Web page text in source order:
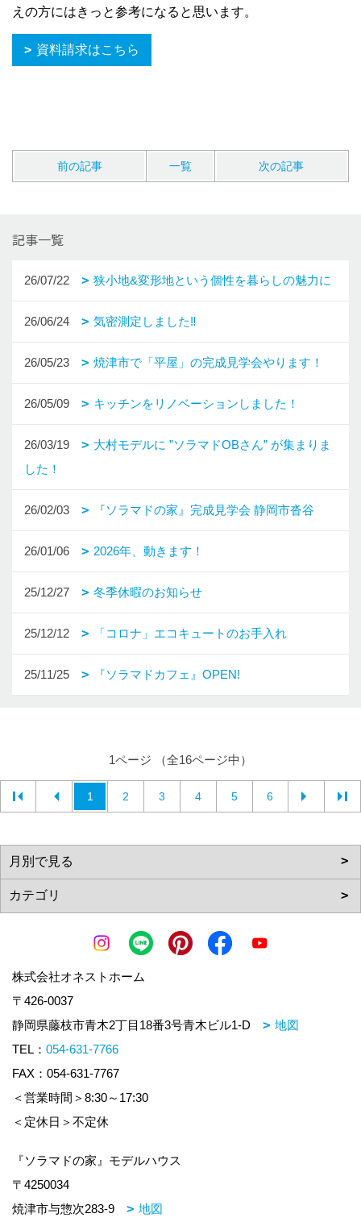
えの方にはきっと参考になると思います。
資料請求はこちら
前の記事 一覧 次の記事
記事一覧
26/07/22 狭小地&変形地という個性を暮らしの魅力に
26/06/24 気密測定しました‼
26/05/23 焼津市で「平屋」の完成見学会やります！
26/05/09 キッチンをリノベーションしました！
26/03/19
大村モデルに ”ソラマドOBさん” が集まりま
した！
26/02/03 『ソラマドの家』完成見学会 静岡市沓谷
26/01/06 2026年、動きます！
25/12/27 冬季休暇のお知らせ
25/12/12 「コロナ」エコキュートのお手入れ
25/11/25 『ソラマドカフェ』OPEN!
1ページ （全16ページ中）
1 2 3 4 5 6
株式会社オネストホーム
〒426-0037
静岡県藤枝市青木2丁目18番3号青木ビル1-D
地図
TEL： 054-631-7766
FAX：054-631-7767
＜営業時間＞8:30～17:30
＜定休日＞不定休
『ソラマドの家』モデルハウス
〒4250034
焼津市与惣次283-9
地図